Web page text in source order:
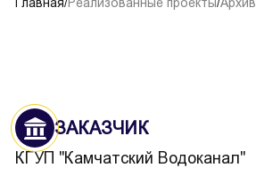
ЗАКАЗЧИК
КГУП "Камчатский Водоканал"